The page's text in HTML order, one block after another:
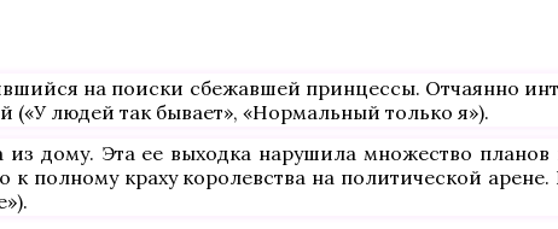
на поиски сбежавшей принцессы. Отчаянно
(«У людей так бывает», «Нормальный только я»).
из дому. Эта ее выходка нарушила множество
к полному краху королевства на политической